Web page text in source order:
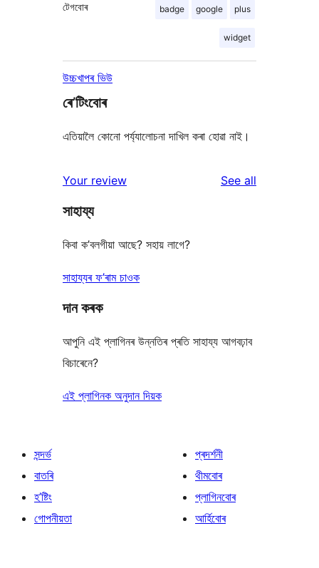
badge google plus
widget
টেগবোৰ
উচ্চখাপৰ ভিউ
ৰে’টিংবোৰ
এতিয়ালৈ কোনো পৰ্য্যালোচনা দাখিল কৰা হোৱা নাই।
Your review See all
সাহায্য
কিবা ক’বলগীয়া আছে? সহায় লাগে?
সাহায্যৰ ফ’ৰাম চাওক
দান কৰক
আপুনি এই প্লাগিনৰ উন্নতিৰ প্ৰতি সাহায্য আগবঢ়াব
বিচাৰেনে?
এই প্লাগিনক অনুদান দিয়ক
সন্দৰ্ভ
বাতৰি
হ’ষ্টিং
গোপনীয়তা
প্ৰদৰ্শনী
থীমবোৰ
প্লাগিনবোৰ
আৰ্হিবোৰ